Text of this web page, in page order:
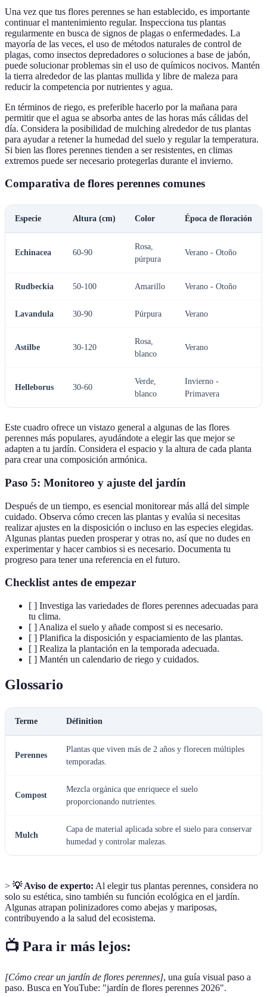
Una vez que tus flores perennes se han establecido, es importante
continuar el mantenimiento regular. Inspecciona tus plantas
regularmente en busca de signos de plagas o enfermedades. La
mayoría de las veces, el uso de métodos naturales de control de
plagas, como insectos depredadores o soluciones a base de jabón,
puede solucionar problemas sin el uso de químicos nocivos. Mantén
la tierra alrededor de las plantas mullida y libre de maleza para
reducir la competencia por nutrientes y agua.
En términos de riego, es preferible hacerlo por la mañana para
permitir que el agua se absorba antes de las horas más cálidas del
día. Considera la posibilidad de mulching alrededor de tus plantas
para ayudar a retener la humedad del suelo y regular la temperatura.
Si bien las flores perennes tienden a ser resistentes, en climas
extremos puede ser necesario protegerlas durante el invierno.
Comparativa de flores perennes comunes
Especie Altura (cm) Color Época de floración
Echinacea 60-90
Rosa,
púrpura
Verano - Otoño
Rudbeckia 50-100 Amarillo Verano - Otoño
Lavandula 30-90 Púrpura Verano
Astilbe 30-120
Rosa,
blanco
Verano
Helleborus 30-60
Verde,
blanco
Invierno -
Primavera
Este cuadro ofrece un vistazo general a algunas de las flores
perennes más populares, ayudándote a elegir las que mejor se
adapten a tu jardín. Considera el espacio y la altura de cada planta
para crear una composición armónica.
Paso 5: Monitoreo y ajuste del jardín
Después de un tiempo, es esencial monitorear más allá del simple
cuidado. Observa cómo crecen las plantas y evalúa si necesitas
realizar ajustes en la disposición o incluso en las especies elegidas.
Algunas plantas pueden prosperar y otras no, así que no dudes en
experimentar y hacer cambios si es necesario. Documenta tu
progreso para tener una referencia en el futuro.
Checklist antes de empezar
[ ] Investiga las variedades de flores perennes adecuadas para
tu clima.
[ ] Analiza el suelo y añade compost si es necesario.
[ ] Planifica la disposición y espaciamiento de las plantas.
[ ] Realiza la plantación en la temporada adecuada.
[ ] Mantén un calendario de riego y cuidados.
Glossario
Terme Définition
Perennes
Plantas que viven más de 2 años y florecen múltiples
temporadas.
Compost
Mezcla orgánica que enriquece el suelo
proporcionando nutrientes.
Mulch
Capa de material aplicada sobre el suelo para conservar
humedad y controlar malezas.
> 💡 Aviso de experto: Al elegir tus plantas perennes, considera no
solo su estética, sino también su función ecológica en el jardín.
Algunas atrapan polinizadores como abejas y mariposas,
contribuyendo a la salud del ecosistema.
📺 Para ir más lejos:
[Cómo crear un jardín de flores perennes], una guía visual paso a
paso. Busca en YouTube: "jardín de flores perennes 2026".